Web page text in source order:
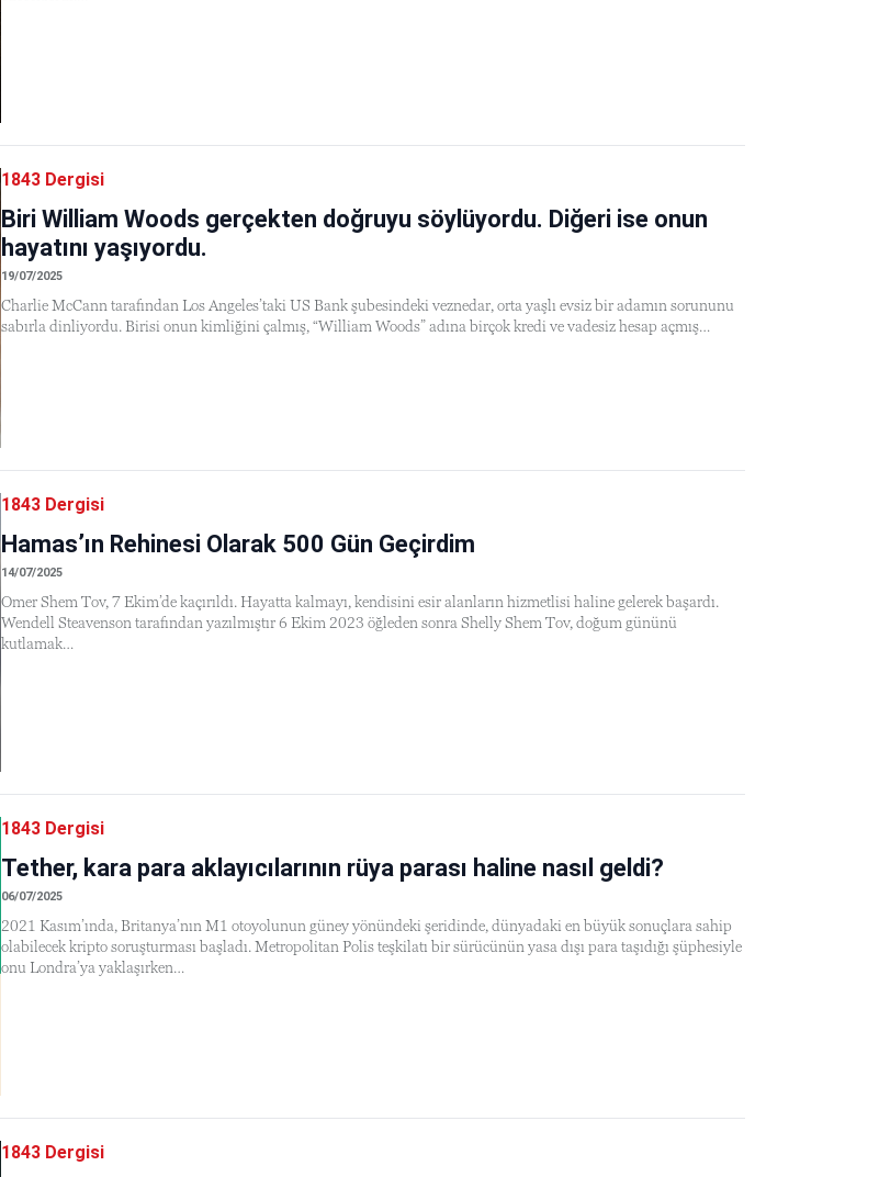
Biri William Woods gerçekten doğruyu söylüyordu. Diğeri ise onun
hayatını yaşıyordu.
19/07/2025
1843 Dergisi
Charlie McCann tarafından Los Angeles’taki US Bank şubesindeki veznedar, orta yaşlı evsiz bir adamın sorununu
sabırla dinliyordu. Birisi onun kimliğini çalmış, “William Woods” adına birçok kredi ve vadesiz hesap açmış…
Hamas’ın Rehinesi Olarak 500 Gün Geçirdim
14/07/2025
1843 Dergisi
Omer Shem Tov, 7 Ekim’de kaçırıldı. Hayatta kalmayı, kendisini esir alanların hizmetlisi haline gelerek başardı.
Wendell Steavenson tarafından yazılmıştır 6 Ekim 2023 öğleden sonra Shelly Shem Tov, doğum gününü
kutlamak…
Tether, kara para aklayıcılarının rüya parası haline nasıl geldi?
06/07/2025
1843 Dergisi
2021 Kasım’ında, Britanya’nın M1 otoyolunun güney yönündeki şeridinde, dünyadaki en büyük sonuçlara sahip
olabilecek kripto soruşturması başladı. Metropolitan Polis teşkilatı bir sürücünün yasa dışı para taşıdığı şüphesiyle
onu Londra’ya yaklaşırken…
1843 Dergisi